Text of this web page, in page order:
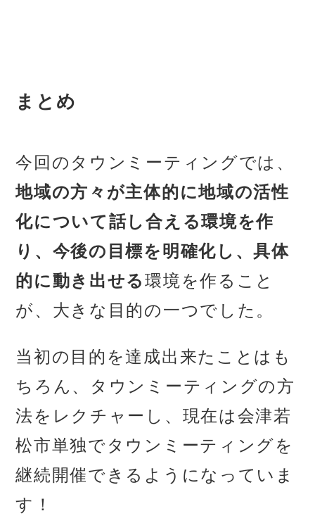
まとめ
今回のタウンミーティングでは、
地域の方々が主体的に地域の活性
化について話し合える環境を作
り、今後の目標を明確化し、具体
的に動き出せる環境を作ること
が、大きな目的の一つでした。
当初の目的を達成出来たことはも
ちろん、タウンミーティングの方
法をレクチャーし、現在は会津若
松市単独でタウンミーティングを
継続開催できるようになっていま
す！